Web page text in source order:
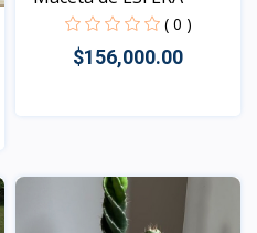
( 0 )
$156,000.00